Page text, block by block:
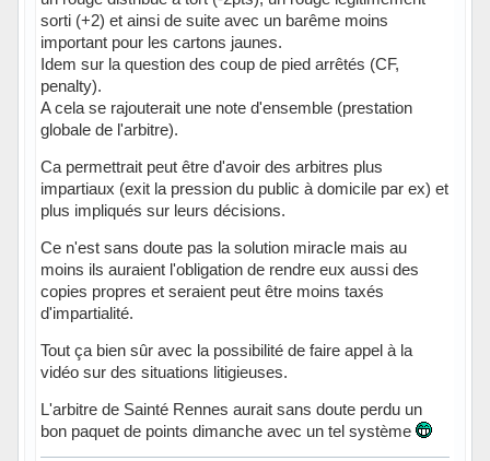
sorti (+2) et ainsi de suite avec un barême moins
important pour les cartons jaunes.
Idem sur la question des coup de pied arrêtés (CF,
penalty).
A cela se rajouterait une note d'ensemble (prestation
globale de l'arbitre).
Ca permettrait peut être d'avoir des arbitres plus
impartiaux (exit la pression du public à domicile par ex) et
plus impliqués sur leurs décisions.
Ce n'est sans doute pas la solution miracle mais au
moins ils auraient l'obligation de rendre eux aussi des
copies propres et seraient peut être moins taxés
d'impartialité.
Tout ça bien sûr avec la possibilité de faire appel à la
vidéo sur des situations litigieuses.
L'arbitre de Sainté Rennes aurait sans doute perdu un
bon paquet de points dimanche avec un tel système